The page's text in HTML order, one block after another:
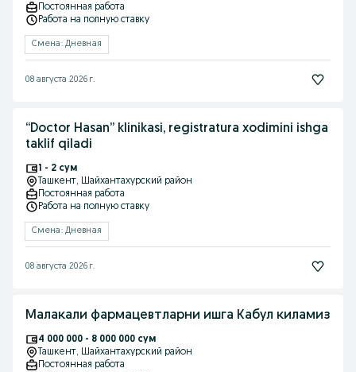
Постоянная работа
Работа на полную ставку
Смена: Дневная
08 августа 2026 г.
“Doctor Hasan” klinikasi, registratura xodimini ishga
taklif qiladi
1 - 2 сум
Ташкент, Шайхантахурский район
Постоянная работа
Работа на полную ставку
Смена: Дневная
08 августа 2026 г.
Малакали фармацевтларни ишга Кабул киламиз
4 000 000 - 8 000 000 сум
Ташкент, Шайхантахурский район
Постоянная работа